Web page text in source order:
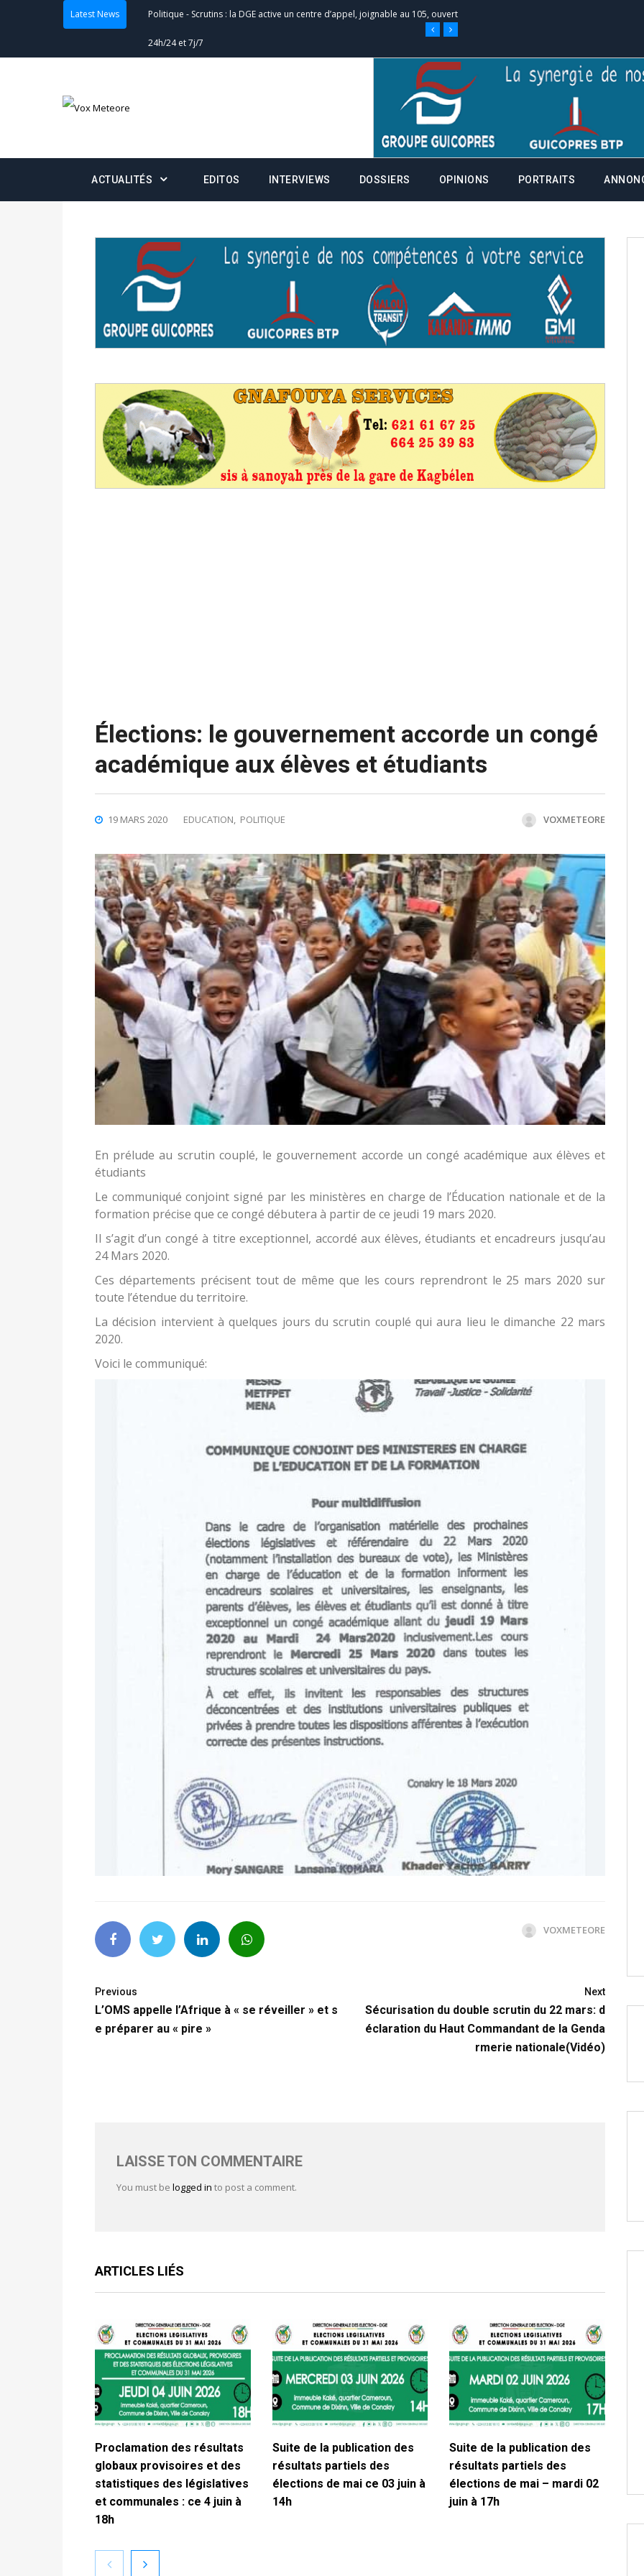
Latest News Actualités-Double scrutin du 31 mai : fin des campagnes ce jeudi 28 mai à
minuit
Communiqué relatif à la délivrance de la fiche de procuration
Convocation des membres des Commissions Administratives de
Centralisation des Votes (CACV) à une prestation de serment et à une
formation
Politique Candidats : désignez vos représentants aux CACV (centralisation
Politique Double scrutin du 31 mai : retrait des cartes d’électeurs possible
du 16 au 31 mai 2026
Politique Délégués de bureaux de vote : vos informations à transmettre
avant le 16 mai 2026 à 16h
statistiques des législatives et communales : ce 4 juin à 18h
Politique-Suite de la publication des résultats partiels des élections de mai
ce 03 juin à 14h
Politique-Suite de la publication des résultats partiels des élections de mai
ACTUALITÉS EDITOS INTERVIEWS DOSSIERS OPINIONS PORTRAITS
Élections: le gouvernement accorde un congé
académique aux élèves et étudiants
19 MARS 2020 EDUCATION POLITIQUE VOXMETEORE
En prélude au scrutin couplé, le gouvernement accorde un congé académique aux élèves et
étudiants
Le communiqué conjoint signé par les ministères en charge de l’Éducation nationale et de la
formation précise que ce congé débutera à partir de ce jeudi 19 mars 2020.
Il s’agit d’un congé à titre exceptionnel, accordé aux élèves, étudiants et encadreurs jusqu’au
24 Mars 2020.
Ces départements précisent tout de même que les cours reprendront le 25 mars 2020 sur
toute l’étendue du territoire.
La décision intervient à quelques jours du scrutin couplé qui aura lieu le dimanche 22 mars
2020.
Voici le communiqué:
VOXMETEORE
Previous
L’OMS appelle l’Afrique à « se réveiller » et s
e préparer au « pire »
Next
Sécurisation du double scrutin du 22 mars: d
éclaration du Haut Commandant de la Genda
rmerie nationale(Vidéo)
LAISSE TON COMMENTAIRE
You must be logged in to post a comment.
ARTICLES LIÉS
Proclamation des résultats
globaux provisoires et des
statistiques des législatives
et communales : ce 4 juin à
18h
Suite de la publication des
résultats partiels des
élections de mai ce 03 juin à
14h
Suite de la publication des
résultats partiels des
élections de mai – mardi 02
juin à 17h